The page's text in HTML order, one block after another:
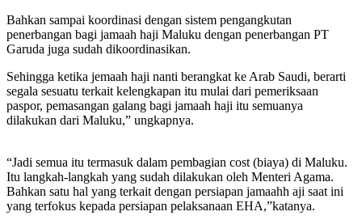
Bahkan sampai koordinasi dengan sistem pengangkutan
penerbangan bagi jamaah haji Maluku dengan penerbangan PT
Garuda juga sudah dikoordinasikan.
Sehingga ketika jemaah haji nanti berangkat ke Arab Saudi, berarti
segala sesuatu terkait kelengkapan itu mulai dari pemeriksaan
paspor, pemasangan galang bagi jamaah haji itu semuanya
dilakukan dari Maluku,” ungkapnya.
“Jadi semua itu termasuk dalam pembagian cost (biaya) di Maluku.
Itu langkah-langkah yang sudah dilakukan oleh Menteri Agama.
Bahkan satu hal yang terkait dengan persiapan jamaahh aji saat ini
yang terfokus kepada persiapan pelaksanaan EHA,”katanya.